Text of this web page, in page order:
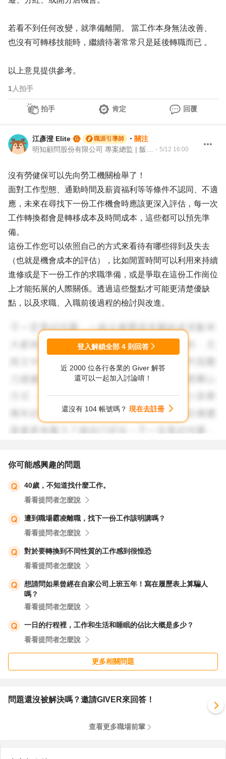
若看不到任何改變，就準備離開。 當工作本身無法改善、
也沒有可轉移技能時，繼續待著常常只是延後轉職而已 。
以上意見提供參考。
1 人拍手
拍手 肯定 回覆
江彥澄 Elite 職涯引導師 ・ 關注
・ 5/12 16:00
沒有勞健保可以先向勞工機關檢舉了！
面對工作型態、通勤時間及薪資福利等等條件不認同、不適
應，未來在尋找下一份工作機會時應該更深入評估，每一次
工作轉換都會是轉移成本及時間成本，這些都可以預先準
備。
這份工作您可以依照自己的方式來看待有哪些得到及失去
（也就是機會成本的評估），比如閒置時間可以利用來持續
進修或是下一份工作的求職準備，或是爭取在這份工作崗位
上才能拓展的人際關係。透過這些盤點才可能更清楚優缺
點，以及求職、入職前後過程的檢討與改進。
人生的價值自己去定義！輕鬆或忙碌，有意義或沒意義，都
是過了24小時的一天。但時間不會往回走，就向前看仔細
登入解鎖全部 4 則回答
近 2000 位各行各業的 Giver 解答
還可以一起加入討論唷！
還沒有 104 帳號嗎？ 現在去註冊
你可能感興趣的問題
40歲，不知道找什麼工作。
看看提問者怎麼說
遭到職場霸凌離職，找下一份工作該明講嗎？
看看提問者怎麼說
對於要轉換到不同性質的工作感到很惶恐
看看提問者怎麼說
想請問如果曾經在自家公司上班五年！寫在履歷表上算騙人
嗎？
看看提問者怎麼說
一日的行程裡，工作和生活和睡眠的佔比大概是多少？
看看提問者怎麼說
更多相關問題
問題還沒被解決嗎？邀請GIVER來回答！
查看更多職場前輩